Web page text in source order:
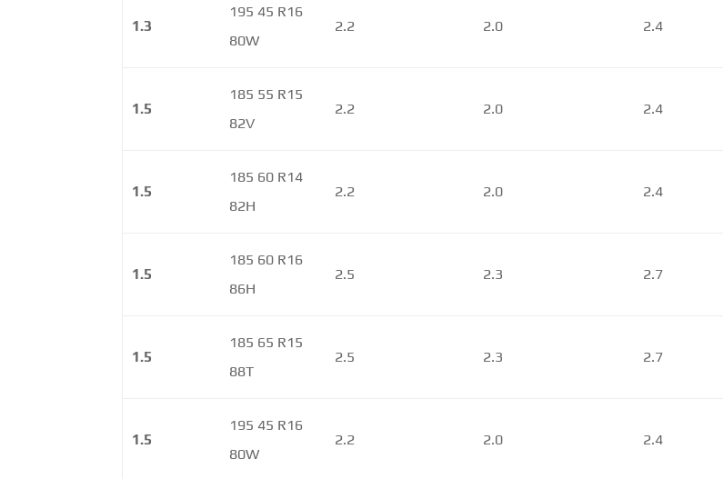
1.3
195 45 R16
80W
2.2 2.0 2.4
1.5
185 55 R15
82V
2.2 2.0 2.4
1.5
185 60 R14
82H
2.2 2.0 2.4
1.5
185 60 R16
86H
2.5 2.3 2.7
1.5
185 65 R15
88T
2.5 2.3 2.7
1.5
195 45 R16
80W
2.2 2.0 2.4